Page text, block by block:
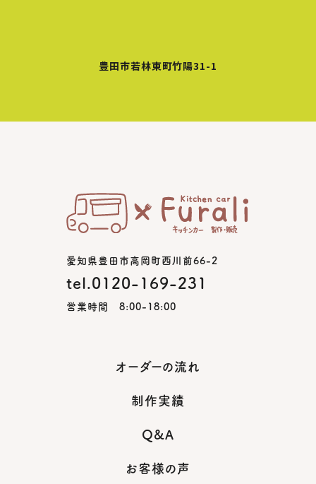
豊田市若林東町竹陽31-1
愛知県豊田市高岡町西川前66-2
tel.0120-169-231
営業時間 8:00-18:00
オーダーの流れ
制作実績
Q&A
お客様の声